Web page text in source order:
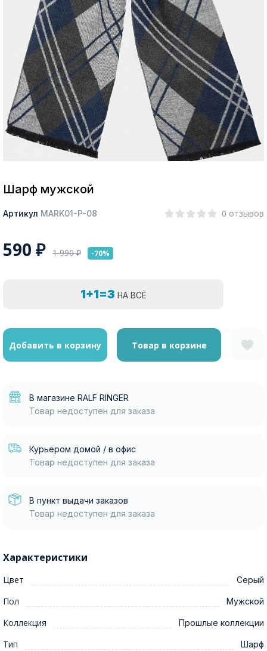
Москва
Да, все верно Изменить город
Шарф мужской
Артикул MARK01-P-08 0 отзывов
590 ₽ 1 990₽ -70%
1+1=3 НА ВСЁ
Добавить в корзину Товар в корзине
В магазине RALF RINGER
Товар недоступен для заказа
Курьером домой / в офис
Товар недоступен для заказа
В пункт выдачи заказов
Товар недоступен для заказа
Характеристики
Цвет Серый
Пол Мужской
Коллекция Прошлые коллекции
Тип Шарф